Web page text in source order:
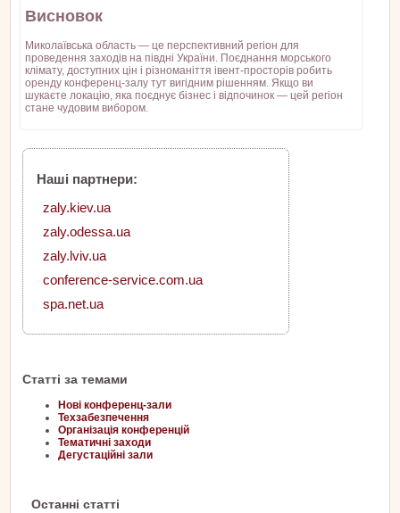
Висновок
Миколаївська область — це перспективний регіон для
проведення заходів на півдні України. Поєднання морського
клімату, доступних цін і різноманіття івент-просторів робить
оренду конференц-залу тут вигідним рішенням. Якщо ви
шукаєте локацію, яка поєднує бізнес і відпочинок — цей регіон
стане чудовим вибором.
Наші партнери:
zaly.kiev.ua
zaly.odessa.ua
zaly.lviv.ua
conference-service.com.ua
spa.net.ua
Статті за темами
Нові конференц-зали
Техзабезпечення
Організація конференцій
Тематичні заходи
Дегустаційні зали
Останні статті